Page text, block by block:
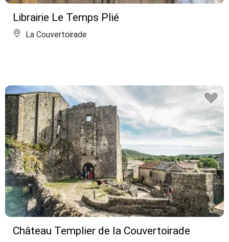
Librairie Le Temps Plié
La Couvertoirade
Château Templier de la Couvertoirade